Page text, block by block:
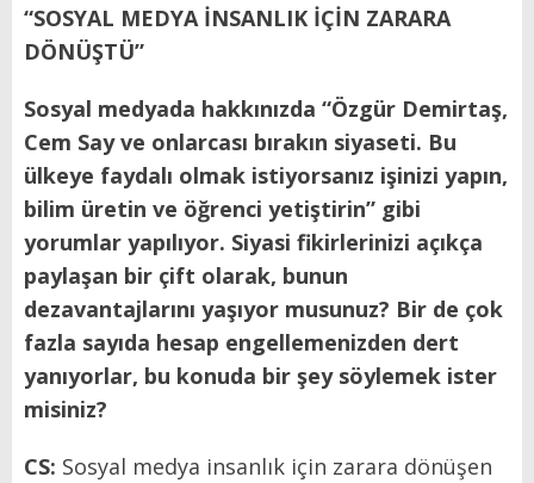
“SOSYAL MEDYA İNSANLIK İÇİN ZARARA
DÖNÜŞTÜ”
Sosyal medyada hakkınızda “Özgür Demirtaş,
Cem Say ve onlarcası bırakın siyaseti. Bu
ülkeye faydalı olmak istiyorsanız işinizi yapın,
bilim üretin ve öğrenci yetiştirin” gibi
yorumlar yapılıyor. Siyasi fikirlerinizi açıkça
paylaşan bir çift olarak, bunun
dezavantajlarını yaşıyor musunuz? Bir de çok
fazla sayıda hesap engellemenizden dert
yanıyorlar, bu konuda bir şey söylemek ister
misiniz?
CS: Sosyal medya insanlık için zarara dönüşen